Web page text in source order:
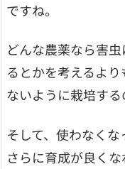
ですね。
どんな農薬なら害
るとかを考えるよ
ないように栽培す
そして、使わなくな
さらに育成が良く